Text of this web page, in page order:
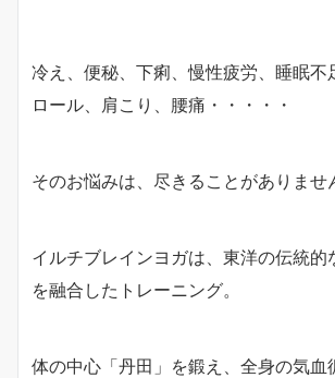
冷え、便秘、下痢、慢性疲労、睡眠不
ロール、肩こり、腰痛・・・・・
そのお悩みは、尽きることがありませ
イルチブレインヨガは、東洋の伝統的
を融合したトレーニング。
体の中心「丹田」を鍛え、全身の気血